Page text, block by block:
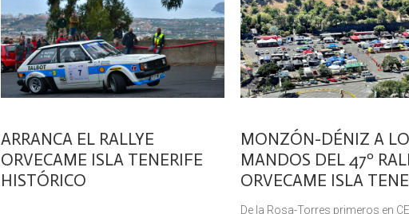
ARRANCA EL RALLYE
ORVECAME ISLA TENERIFE
HISTÓRICO
MONZÓN-DÉNIZ A
MANDOS DEL 47º
ORVECAME ISLA
De la Rosa-Torres primeros en